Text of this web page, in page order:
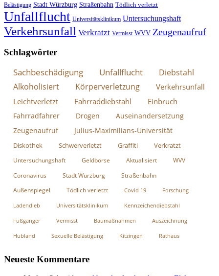
Belästigung Stadt Würzburg Straßenbahn Tödlich verletzt
Unfallflucht Universitätsklinikum Untersuchungshaft
Verkehrsunfall Verkratzt Vermisst WVV Zeugenaufruf
Schlagwörter
Sachbeschädigung Unfallflucht
Diebstahl
Alkoholisiert
Körperverletzung Verkehrsunfall
Leichtverletzt Fahrraddiebstahl Einbruch
Fahrradfahrer Drogen
Auseinandersetzung
Zeugenaufruf
Julius-Maximilians-Universität
Diskothek Schwerverletzt Graffiti Verkratzt
Untersuchungshaft Geldbörse Aktualisiert
WVV
Coronavirus
Stadt Würzburg Straßenbahn
Außenspiegel Tödlich verletzt Covid 19 Forschung
Ladendieb Universitätsklinikum Kennzeichendiebstahl
Fußgänger Vermisst Baumaßnahmen Auszeichnung
Hubland Sexuelle Belästigung Kitzingen Rathaus
Neueste Kommentare